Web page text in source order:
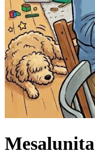
Mesalunita